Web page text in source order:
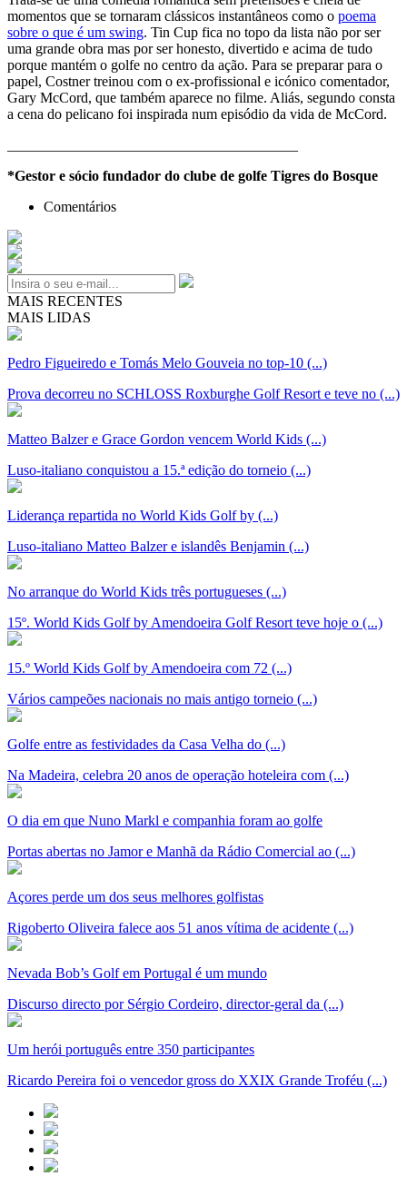
momentos que se tornaram clássicos instantâneos como o poema
sobre o que é um swing. Tin Cup fica no topo da lista não por ser
uma grande obra mas por ser honesto, divertido e acima de tudo
porque mantém o golfe no centro da ação. Para se preparar para o
papel, Costner treinou com o ex-profissional e icónico comentador,
Gary McCord, que também aparece no filme. Aliás, segundo consta
a cena do pelicano foi inspirada num episódio da vida de McCord.
*Gestor e sócio fundador do clube de golfe Tigres do Bosque
Comentários
MAIS RECENTES
MAIS LIDAS
Pedro Figueiredo e Tomás Melo Gouveia no top-10 (...)
Prova decorreu no SCHLOSS Roxburghe Golf Resort e teve no (...)
Matteo Balzer e Grace Gordon vencem World Kids (...)
Luso-italiano conquistou a 15.ª edição do torneio (...)
Liderança repartida no World Kids Golf by (...)
Luso-italiano Matteo Balzer e islandês Benjamin (...)
No arranque do World Kids três portugueses (...)
15º. World Kids Golf by Amendoeira Golf Resort teve hoje o (...)
15.º World Kids Golf by Amendoeira com 72 (...)
Vários campeões nacionais no mais antigo torneio (...)
Golfe entre as festividades da Casa Velha do (...)
Na Madeira, celebra 20 anos de operação hoteleira com (...)
O dia em que Nuno Markl e companhia foram ao golfe
Portas abertas no Jamor e Manhã da Rádio Comercial ao (...)
Açores perde um dos seus melhores golfistas
Rigoberto Oliveira falece aos 51 anos vítima de acidente (...)
Nevada Bob’s Golf em Portugal é um mundo
Discurso directo por Sérgio Cordeiro, director-geral da (...)
Um herói português entre 350 participantes
Ricardo Pereira foi o vencedor gross do XXIX Grande Troféu (...)